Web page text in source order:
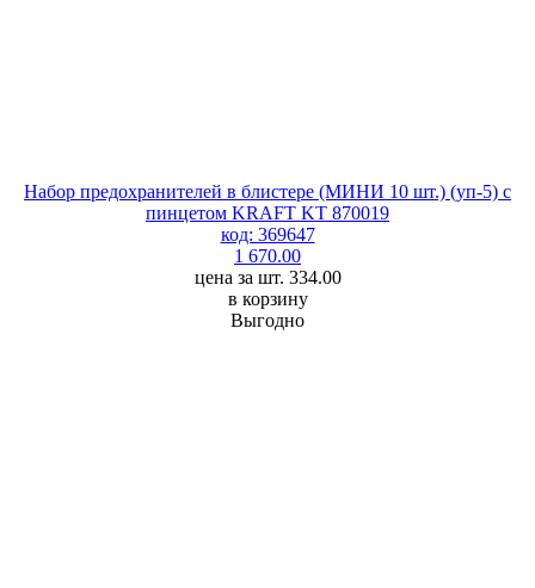
Набор предохранителей в блистере (МИНИ 10 шт.) (уп-5) с
пинцетом KRAFT KT 870019
код: 369647
1 670.00
цена за шт. 334.00
в корзину
Выгодно